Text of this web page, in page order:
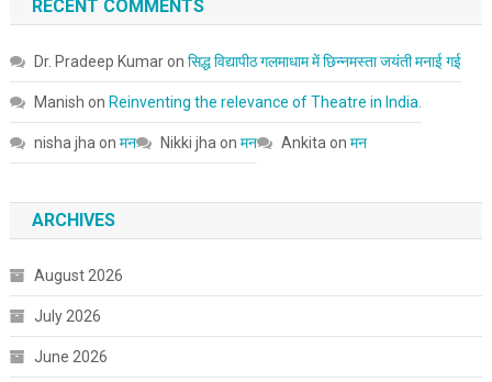
RECENT COMMENTS
Dr. Pradeep Kumaron सिद्ध विद्यापीठ गलमाधाम में छिन्नमस्ता जयंती मनाई गई
Manish on Reinventing the relevance of Theatre in India.
nisha jha on मन Nikki jha on मन Ankita on मन
ARCHIVES
August 2026
July 2026
June 2026